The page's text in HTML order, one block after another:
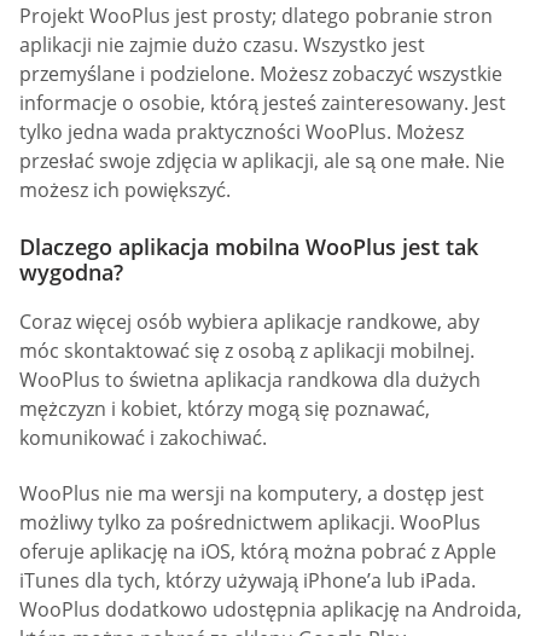
Projekt WooPlus jest prosty; dlatego pobranie stron
aplikacji nie zajmie dużo czasu. Wszystko jest
przemyślane i podzielone. Możesz zobaczyć wszystkie
informacje o osobie, którą jesteś zainteresowany. Jest
tylko jedna wada praktyczności WooPlus. Możesz
przesłać swoje zdjęcia w aplikacji, ale są one małe. Nie
możesz ich powiększyć.
Dlaczego aplikacja mobilna WooPlus jest tak
wygodna?
Coraz więcej osób wybiera aplikacje randkowe, aby
móc skontaktować się z osobą z aplikacji mobilnej.
WooPlus to świetna aplikacja randkowa dla dużych
mężczyzn i kobiet, którzy mogą się poznawać,
komunikować i zakochiwać.
WooPlus nie ma wersji na komputery, a dostęp jest
możliwy tylko za pośrednictwem aplikacji. WooPlus
oferuje aplikację na iOS, którą można pobrać z Apple
iTunes dla tych, którzy używają iPhone’a lub iPada.
WooPlus dodatkowo udostępnia aplikację na Androida,